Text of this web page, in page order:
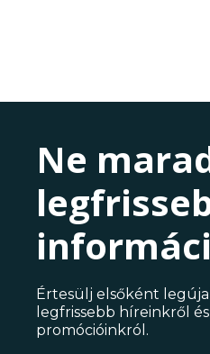
Ne
Értesülj elsőként
legfrissebb híreinkről
promócióinkról.